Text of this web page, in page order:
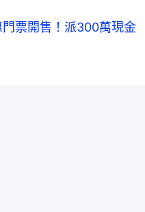
票開售！派300萬現金